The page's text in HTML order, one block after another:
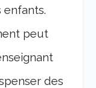
peut
des